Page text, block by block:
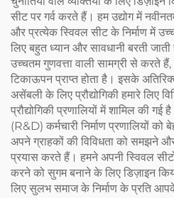
सीट पर गर्व करते हैं। हम उद्योग में
और प्रत्येक स्विवल सीट के निर्माण में
लिए बहुत ध्यान और सावधानी बरती
उच्चतम गुणवत्ता वाली सामग्री से करते
टिकाऊपन प्राप्त होता है। इसके
असेंबली के लिए प्रौद्योगिकी हमारे लिए
प्रौद्योगिकी प्रणालियों में शामिल की
(R&D) कर्मचारी निर्माण प्रणालियों
अपने ग्राहकों की विविधता को समझने
प्रयास करते हैं। हमने अपनी स्विवल
करने को सुगम बनाने के लिए डिज़ाइन
लिए सुलभ समाज के निर्माण के प्रति